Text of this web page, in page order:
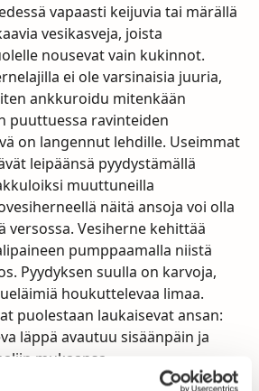
vapaasti keijuvia tai märällä
vesikasveja, joista
nousevat vain kukinnot.
ei ole varsinaisia juuria,
ankkuroidu mitenkään
puuttuessa ravinteiden
on langennut lehdille. Useimmat
leipäänsä pyydystämällä
muuttuneilla
näitä ansoja voi olla
versossa. Vesiherne kehittää
pumppaamalla niistä
Pyydyksen suulla on karvoja,
houkuttelevaa limaa.
puolestaan laukaisevat ansan:
läppä avautuu sisäänpäin ja
mukaansa
Pyydyksen sisäpinnan tähtikarvat